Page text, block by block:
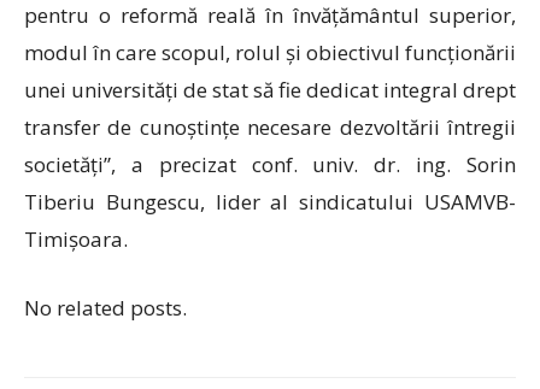
pentru o reformă reală în învățământul superior,
modul în care scopul, rolul și obiectivul funcționării
unei universități de stat să fie dedicat integral drept
transfer de cunoștințe necesare dezvoltării întregii
societăți”, a precizat conf. univ. dr. ing. Sorin
Tiberiu Bungescu, lider al sindicatului USAMVB-
Timișoara.
No related posts.